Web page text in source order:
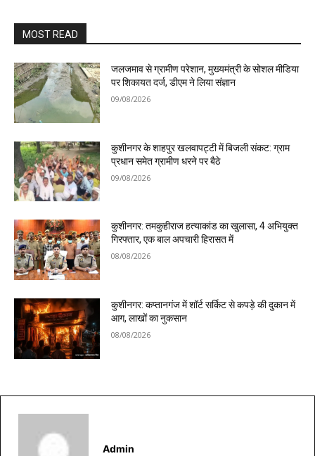
MOST READ
जलजमाव से ग्रामीण परेशान, मुख्यमंत्री के सोशल मीडिया
पर शिकायत दर्ज, डीएम ने लिया संज्ञान
09/08/2026
कुशीनगर के शाहपुर खलवापट्टी में बिजली संकट: ग्राम
प्रधान समेत ग्रामीण धरने पर बैठे
09/08/2026
कुशीनगर: तमकुहीराज हत्याकांड का खुलासा, 4 अभियुक्त
गिरफ्तार, एक बाल अपचारी हिरासत में
08/08/2026
कुशीनगर: कप्तानगंज में शॉर्ट सर्किट से कपड़े की दुकान में
आग, लाखों का नुकसान
08/08/2026
Admin